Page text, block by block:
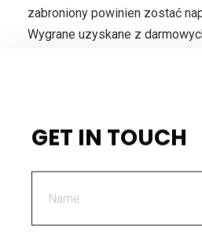
zabroniony powinien zostać
Wygrane uzyskane z
że na strony serwisów
Starcie Gier
GET IN TOUCH